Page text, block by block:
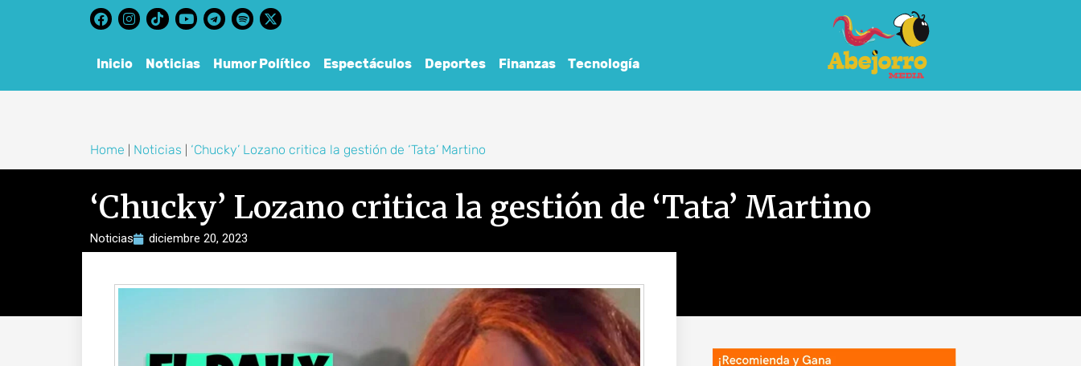
Inicio Noticias Humor Político Espectáculos Deportes Finanzas Tecnología
Home Noticias ‘Chucky’ Lozano critica la gestión de ‘Tata’ Martino
‘Chucky’ Lozano critica la gestión de ‘Tata’ Martino
Noticias diciembre 20, 2023